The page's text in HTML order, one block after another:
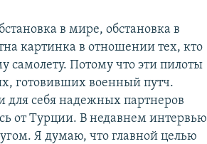
в мире, обстановка в
картинка в отношении тех, кто
самолету. Потому что эти пилоты
готовивших военный путч.
для себя надежных партнеров
от Турции. В недавнем интервью
Я думаю, что главной целью